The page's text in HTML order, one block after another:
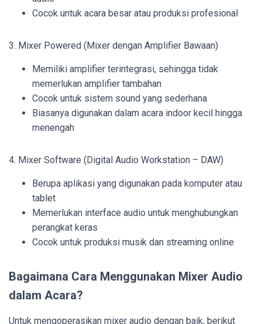
Cocok untuk acara besar atau produksi profesional
3. Mixer Powered (Mixer dengan Amplifier Bawaan)
Memiliki amplifier terintegrasi, sehingga tidak
memerlukan amplifier tambahan
Cocok untuk sistem sound yang sederhana
Biasanya digunakan dalam acara indoor kecil hingga
menengah
4. Mixer Software (Digital Audio Workstation – DAW)
Berupa aplikasi yang digunakan pada komputer atau
tablet
Memerlukan interface audio untuk menghubungkan
perangkat keras
Cocok untuk produksi musik dan streaming online
Bagaimana Cara Menggunakan Mixer Audio
dalam Acara?
Untuk mengoperasikan mixer audio dengan baik, berikut